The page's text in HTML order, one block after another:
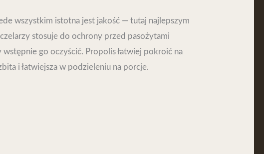
wszystkim istotna jest jakość — tutaj najlepszym
stosuje do ochrony przed pasożytami
go oczyścić. Propolis łatwiej pokroić na
i łatwiejsza w podzieleniu na porcje.